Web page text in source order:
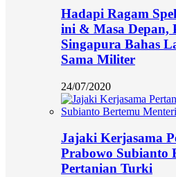
Hadapi Ragam
ini & Masa Depan,
Singapura Bahas
Sama Militer
24/07/2020
Jajaki Kerjasama
Prabowo Subianto
Pertanian Turki